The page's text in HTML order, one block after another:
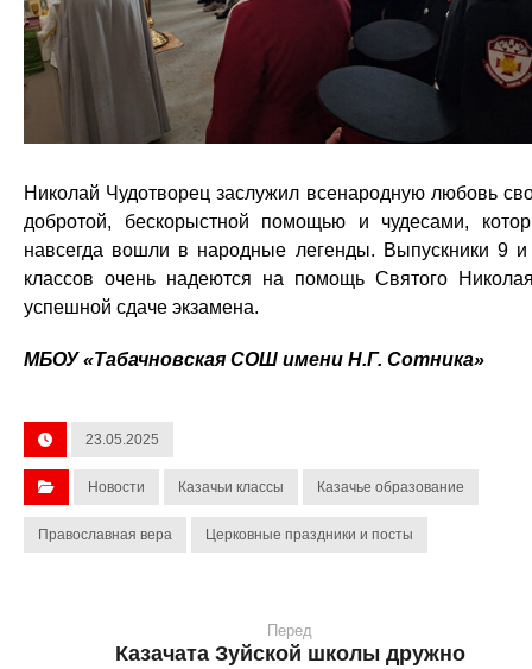
Николай Чудотворец заслужил всенародную любовь
добротой, бескорыстной помощью и чудесами,
навсегда вошли в народные легенды. Выпускники 9 и
классов очень надеются на помощь Святого
успешной сдаче экзамена.
МБОУ «Табачновская СОШ имени Н.Г. Сотника»
23.05.2025
Новости Казачьи классы Казачье образование
Православная вера Церковные праздники и посты
Перед
Казачата Зуйской школы дружно